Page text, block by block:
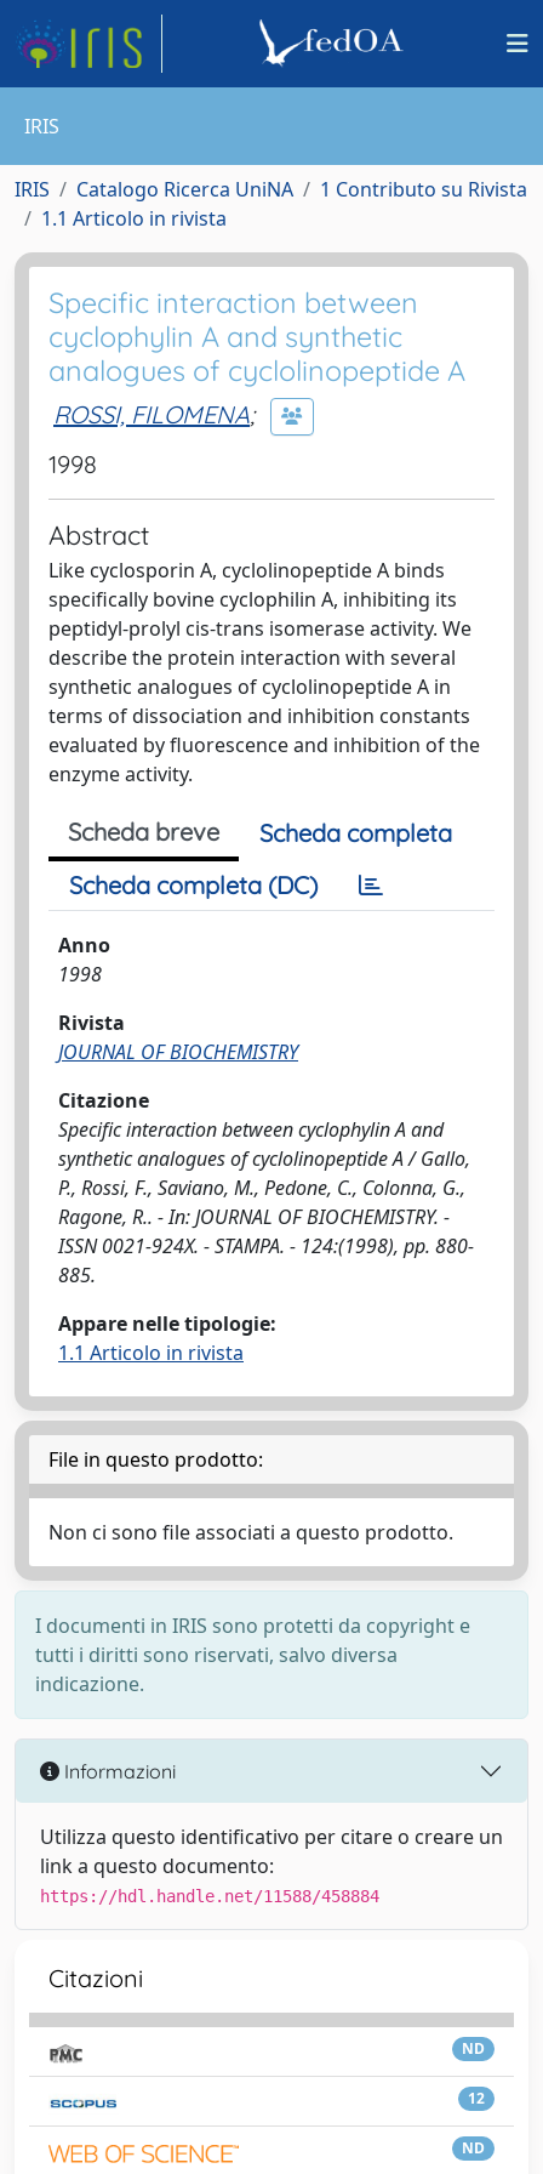
IRIS
IRIS Catalogo Ricerca UniNA
1 Contributo su Rivista
1.1 Articolo in rivista
Specific interaction between
cyclophylin A and synthetic
analogues of cyclolinopeptide A
ROSSI, FILOMENA;
1998
Abstract
Like cyclosporin A, cyclolinopeptide A binds
specifically bovine cyclophilin A, inhibiting its
peptidyl-prolyl cis-trans isomerase activity. We
describe the protein interaction with several
synthetic analogues of cyclolinopeptide A in
terms of dissociation and inhibition constants
evaluated by fluorescence and inhibition of the
enzyme activity.
Scheda breve
Scheda completa
Scheda completa (DC)
Anno
1998
Rivista
JOURNAL OF BIOCHEMISTRY
Citazione
Specific interaction between cyclophylin A and
synthetic analogues of cyclolinopeptide A / Gallo,
P., Rossi, F., Saviano, M., Pedone, C., Colonna, G.,
Ragone, R.. - In: JOURNAL OF BIOCHEMISTRY. -
ISSN 0021-924X. - STAMPA. - 124:(1998), pp. 880-
885.
Appare nelle tipologie:
1.1 Articolo in rivista
File in questo prodotto:
Non ci sono file associati a questo prodotto.
I documenti in IRIS sono protetti da copyright e
tutti i diritti sono riservati, salvo diversa
indicazione.
Informazioni
Utilizza questo identificativo per citare o creare un
link a questo documento:
https://hdl.handle.net/11588/458884
Citazioni
ND
12
ND